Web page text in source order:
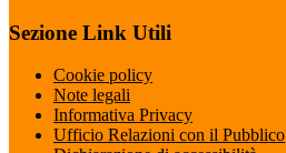
Sezione Link Utili
Cookie policy
Note legali
Informativa Privacy
Ufficio Relazioni con il Pubblico